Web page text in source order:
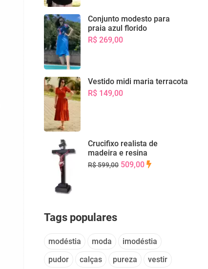
Conjunto modesto para
praia azul florido
R$ 269,00
Vestido midi maria terracota
R$ 149,00
Crucifixo realista de
madeira e resina
R$ 599,00 509,00
Tags populares
modéstia moda
imodéstia
pudor
calças pureza
vestir